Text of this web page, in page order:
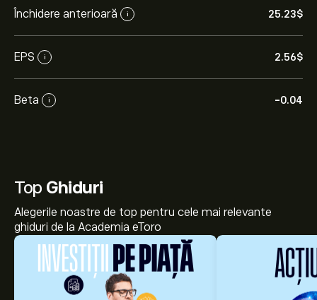
Închidere anterioară i 25.23‎$‎
EPS i 2.56‎$‎
Beta i -0.04
Top Ghiduri
Alegerile noastre de top pentru cele mai relevante
ghiduri de la Academia eToro